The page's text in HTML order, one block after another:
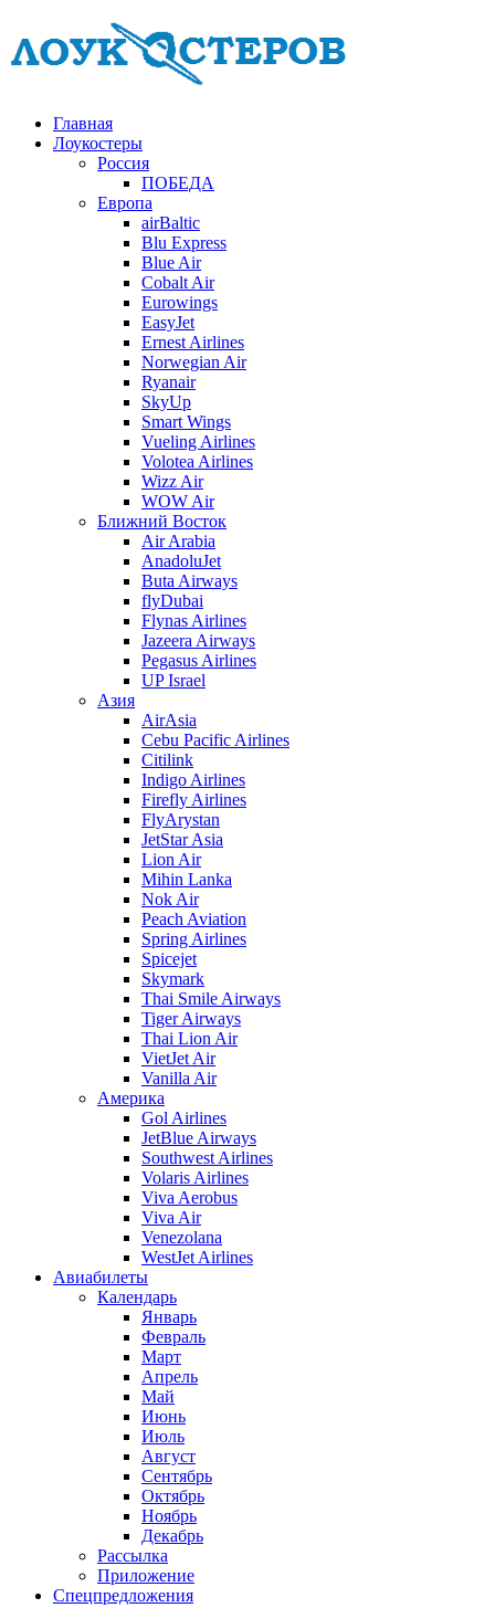
Главная
Лоукостеры
Россия
ПОБЕДА
Европа
airBaltic
Blu Express
Blue Air
Cobalt Air
Eurowings
EasyJet
Ernest Airlines
Norwegian Air
Ryanair
SkyUp
Smart Wings
Vueling Airlines
Volotea Airlines
Wizz Air
WOW Air
Ближний Восток
Air Arabia
AnadoluJet
Buta Airways
flyDubai
Flynas Airlines
Jazeera Airways
Pegasus Airlines
UP Israel
Азия
AirAsia
Cebu Pacific Airlines
Citilink
Indigo Airlines
Firefly Airlines
FlyArystan
JetStar Asia
Lion Air
Mihin Lanka
Nok Air
Peach Aviation
Spring Airlines
Spicejet
Skymark
Thai Smile Airways
Tiger Airways
Thai Lion Air
VietJet Air
Vanilla Air
Америка
Gol Airlines
JetBlue Airways
Southwest Airlines
Volaris Airlines
Viva Aerobus
Viva Air
Venezolana
WestJet Airlines
Авиабилеты
Календарь
Январь
Февраль
Март
Апрель
Май
Июнь
Июль
Август
Сентябрь
Октябрь
Ноябрь
Декабрь
Рассылка
Приложение
Спецпредложения